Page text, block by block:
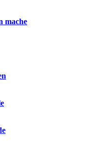
mache